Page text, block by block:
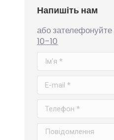
Напишіть нам
або зателефонуйте
10-10
Ім'я *
E-mail *
Телефон *
Повідомлення